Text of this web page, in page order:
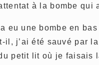
à la bombe qui
eu une bombe en
il, j’ai été sauvé par
petit lit où je faisais